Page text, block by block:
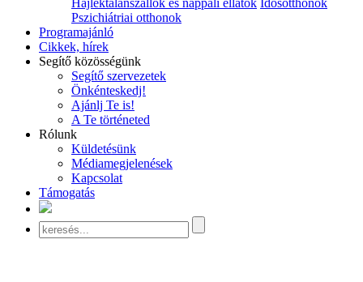
Hajléktalanszállók és nappali ellátók Idősotthonok
Pszichiátriai otthonok
Programajánló
Cikkek, hírek
Segítő közösségünk
Segítő szervezetek
Önkénteskedj!
Ajánlj Te is!
A Te történeted
Rólunk
Küldetésünk
Médiamegjelenések
Kapcsolat
Támogatás